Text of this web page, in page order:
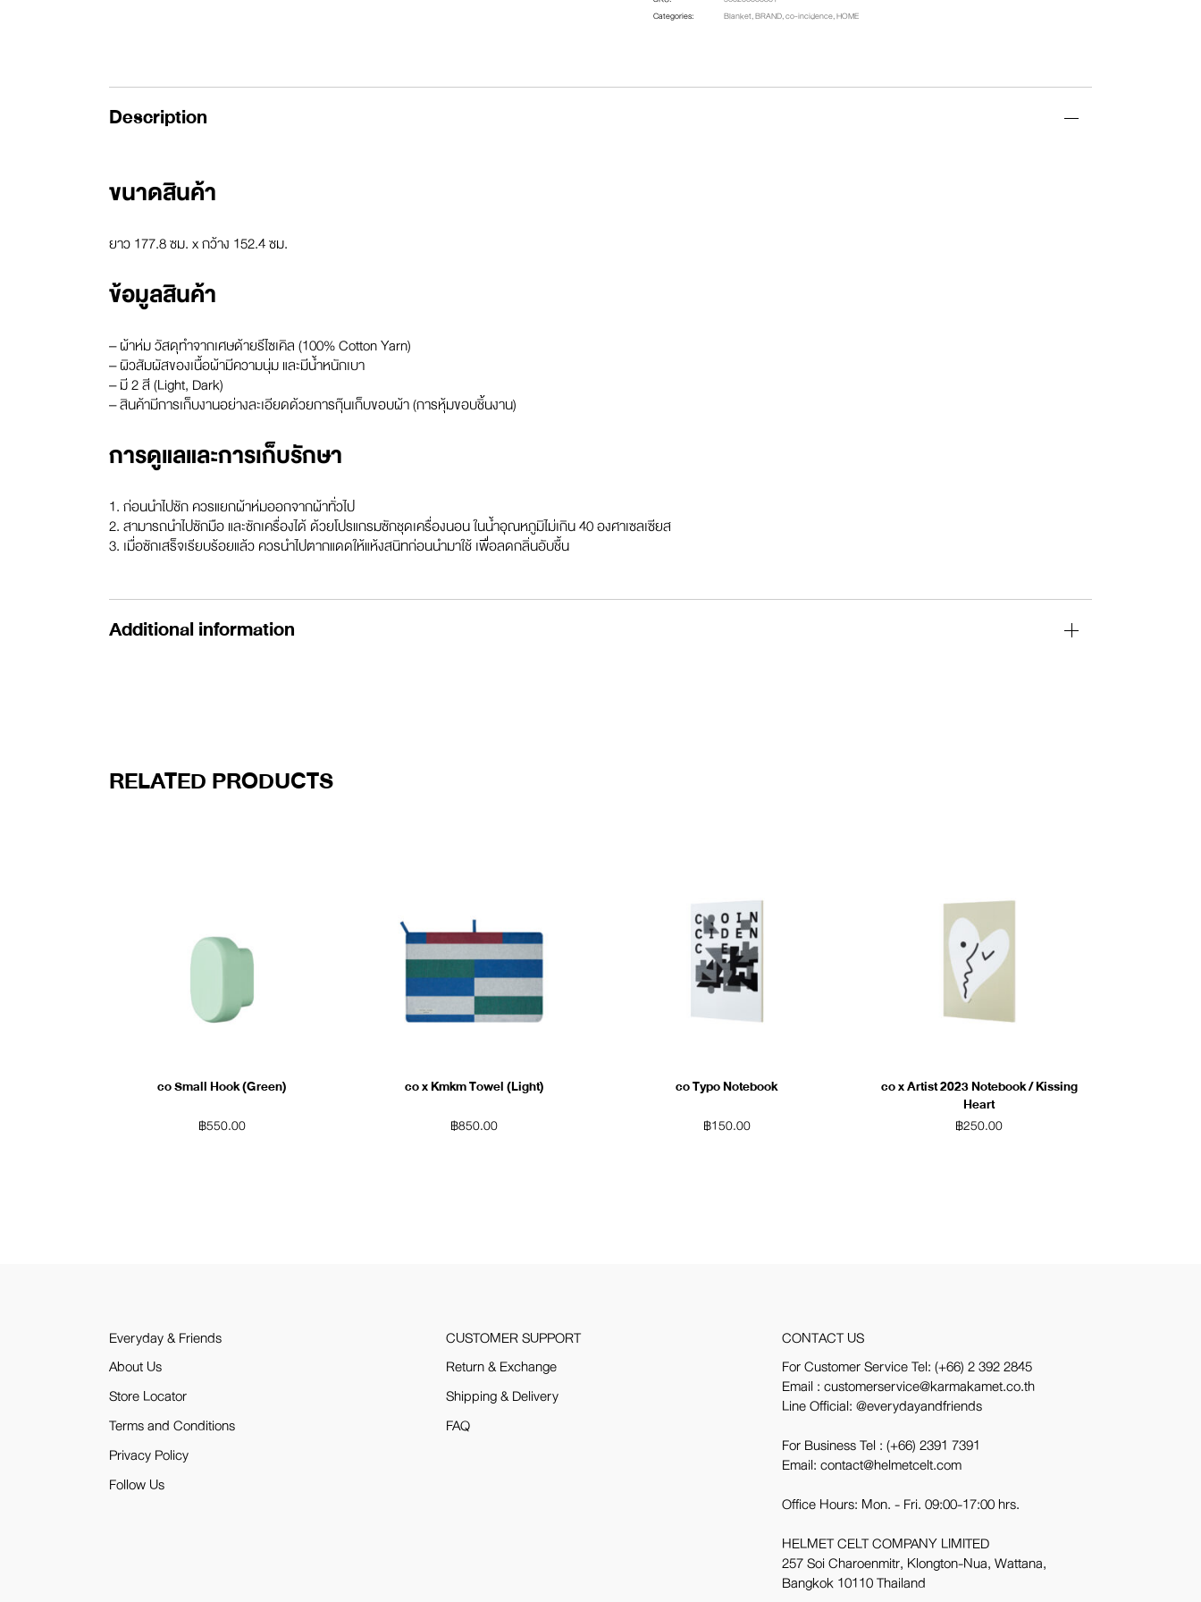
Categories:
Blanket,BRAND,co-incidence,HOME
Description
ขนาดสินค้า
ยาว 177.8 ซม. x กว้าง 152.4 ซม.
ข้อมูลสินค้า
– ผ้าห่ม วัสดุทำจากเศษด้ายรีไซเคิล (100% Cotton Yarn)
– ผิวสัมผัสของเนื้อผ้ามีความนุ่ม และมีน้ำหนักเบา
– มี 2 สี (Light, Dark)
– สินค้ามีการเก็บงานอย่างละเอียดด้วยการกุ๊นเก็บขอบผ้า (การหุ้มขอบชิ้นงาน)
การดูแลและการเก็บรักษา
1. ก่อนนำไปซัก ควรแยกผ้าห่มออกจากผ้าทั่วไป
2. สามารถนำไปซักมือ และซักเครื่องได้ ด้วยโปรแกรมซักชุดเครื่องนอน ในน้ำอุณหภูมิไม่เกิน 40 องศาเซลเซียส
3. เมื่อซักเสร็จเรียบร้อยแล้ว ควรนำไปตากแดดให้แห้งสนิทก่อนนำมาใช้ เพื่อลดกลิ่นอับชื้น
Additional information
RELATED PRODUCTS
co Small Hook (Green)
฿550.00
co x Kmkm Towel (Light)
฿850.00
co Typo Notebook
฿150.00
co x Artist 2023 Notebook / Kissing
Heart
฿250.00
Everyday & Friends
About Us
Store Locator
Terms and Conditions
Privacy Policy
Follow Us
CUSTOMER SUPPORT
Return & Exchange
Shipping & Delivery
FAQ
CONTACT US
For Customer Service Tel:(+66) 2 392 2845
Email : customerservice@karmakamet.co.th
Line Official:@everydayandfriends
For Business Tel :(+66) 2391 7391
Email: contact@helmetcelt.com
Office Hours: Mon. - Fri. 09:00-17:00 hrs.
HELMET CELT COMPANY LIMITED
257 Soi Charoenmitr, Klongton-Nua, Wattana,
Bangkok 10110 Thailand